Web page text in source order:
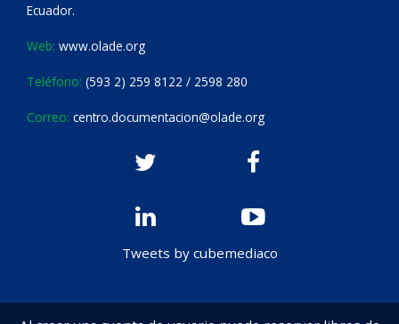
Ecuador.
Web: www.olade.org
Teléfono: (593 2) 259 8122 / 2598 280
Correo: centro.documentacion@olade.org
Tweets by cubemediaco